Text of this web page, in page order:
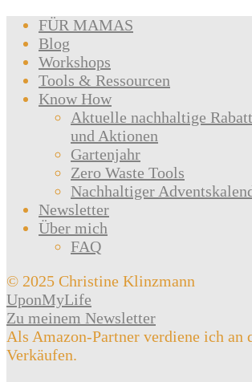
FÜR MAMAS
Blog
Workshops
Tools & Ressourcen
Know How
Aktuelle nachhaltige
und Aktionen
Gartenjahr
Zero Waste Tools
Nachhaltiger
Newsletter
Über mich
FAQ
© 2025 Christine Klinzmann
UponMyLife
Zu meinem Newsletter
Als Amazon-Partner verdiene ich an
Verkäufen.